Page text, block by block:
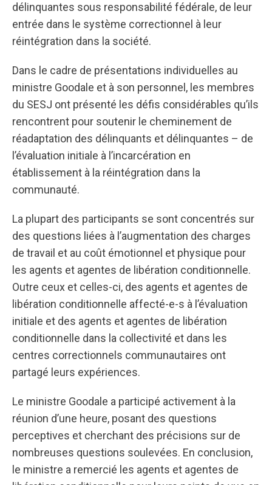
délinquantes sous responsabilité fédérale, de leur
entrée dans le système correctionnel à leur
réintégration dans la société.
Dans le cadre de présentations individuelles au
ministre Goodale et à son personnel, les membres
du SESJ ont présenté les défis considérables qu’ils
rencontrent pour soutenir le cheminement de
réadaptation des délinquants et délinquantes – de
l’évaluation initiale à l’incarcération en
établissement à la réintégration dans la
communauté.
La plupart des participants se sont concentrés sur
des questions liées à l’augmentation des charges
de travail et au coût émotionnel et physique pour
les agents et agentes de libération conditionnelle.
Outre ceux et celles-ci, des agents et agentes de
libération conditionnelle affecté-e-s à l’évaluation
initiale et des agents et agentes de libération
conditionnelle dans la collectivité et dans les
centres correctionnels communautaires ont
partagé leurs expériences.
Le ministre Goodale a participé activement à la
réunion d’une heure, posant des questions
perceptives et cherchant des précisions sur de
nombreuses questions soulevées. En conclusion,
le ministre a remercié les agents et agentes de